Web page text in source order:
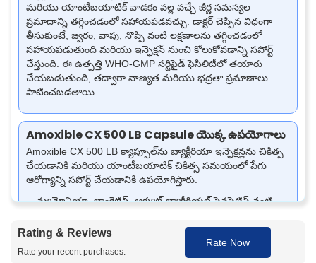
మరియు యాంటీబయాటిక్ వాడకం వల్ల వచ్చే జీర్ణ సమస్యల
ప్రమాదాన్ని తగ్గించడంలో సహాయపడవచ్చు. డాక్టర్ చెప్పిన విధంగా
తీసుకుంటే, జ్వరం, వాపు, నొప్పి వంటి లక్షణాలను తగ్గించడంలో
సహాయపడుతుంది మరియు ఇన్ఫెక్షన్ నుంచి కోలుకోవడాన్ని సపోర్ట్
చేస్తుంది. ఈ ఉత్పత్తి WHO-GMP సర్టిఫైడ్ ఫెసిలిటీలో తయారు
చేయబడుతుంది, తద్వారా నాణ్యత మరియు భద్రతా ప్రమాణాలు
పాటించబడతాయి.
Amoxible CX 500 LB Capsule యొక్క ఉపయోగాలు
Amoxible CX 500 LB క్యాప్సూల్‌ను బ్యాక్టీరియా ఇన్ఫెక్షన్లను చికిత్స
చేయడానికి మరియు యాంటీబయాటిక్ చికిత్స సమయంలో పేగు
ఆరోగ్యాన్ని సపోర్ట్ చేయడానికి ఉపయోగిస్తారు.
న్యుమోనియా, బ్రాంకైటిస్, ఆక్యుట్ బ్యాక్టీరియల్ సైనసైటిస్ వంటి
టాన్సిలిటిస్, ఫారింజిటిస్, ఓటిటిస్ మీడియా వంటి గొంతు మరియు
సెల్యులైటిస్, ముడతలు (boils), ఇన్ఫెక్టెడ్ గాయాలు వంటి చర్మం
Rating & Reviews
Rate your recent purchases.
Rate Now